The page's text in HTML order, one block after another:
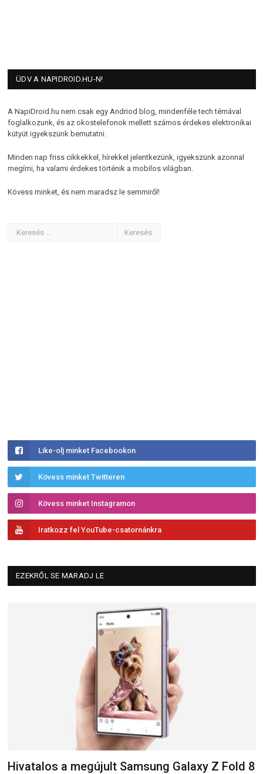
ÜDV A NAPIDROID.HU-N!
A NapiDroid.hu nem csak egy Andriod blog, mindenféle tech témával
foglalkozunk, és az okostelefonok mellett számos érdekes elektronikai
kütyüt igyekszünk bemutatni.
Minden nap friss cikkekkel, hírekkel jelentkezünk, igyekszünk azonnal
megírni, ha valami érdekes történik a mobilos világban.
Kövess minket, és nem maradsz le semmiről!
Like-olj minket Facebookon
Kövess minket Twitteren
Kövess minket Instagramon
Iratkozz fel YouTube-csatornánkra
EZEKRŐL SE MARADJ LE
Hivatalos a megújult Samsung Galaxy Z Fold 8